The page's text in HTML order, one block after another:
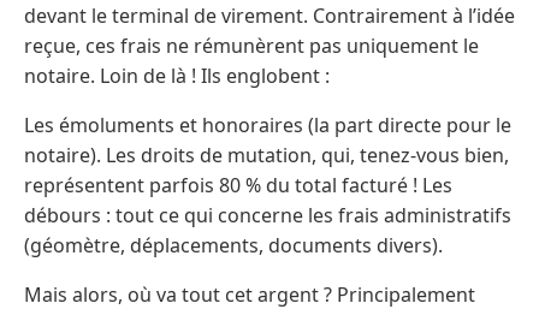
devant le terminal de virement. Contrairement à l’idée
reçue, ces frais ne rémunèrent pas uniquement le
notaire. Loin de là ! Ils englobent :
Les émoluments et honoraires (la part directe pour le
notaire). Les droits de mutation, qui, tenez-vous bien,
représentent parfois 80 % du total facturé ! Les
débours : tout ce qui concerne les frais administratifs
(géomètre, déplacements, documents divers).
Mais alors, où va tout cet argent ? Principalement